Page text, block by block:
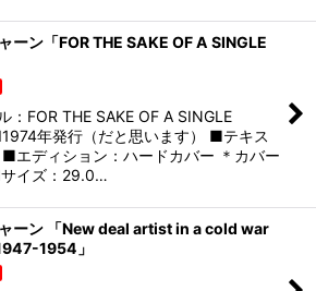
ーン「FOR THE SAKE OF A SINGLE
：FOR THE SAKE OF A SINGLE
年発行（だと思います） ■テキス
■エディション：ハードカバー ＊カバー
イズ：29.0…
ーン 「New deal artist in a cold war
1954」